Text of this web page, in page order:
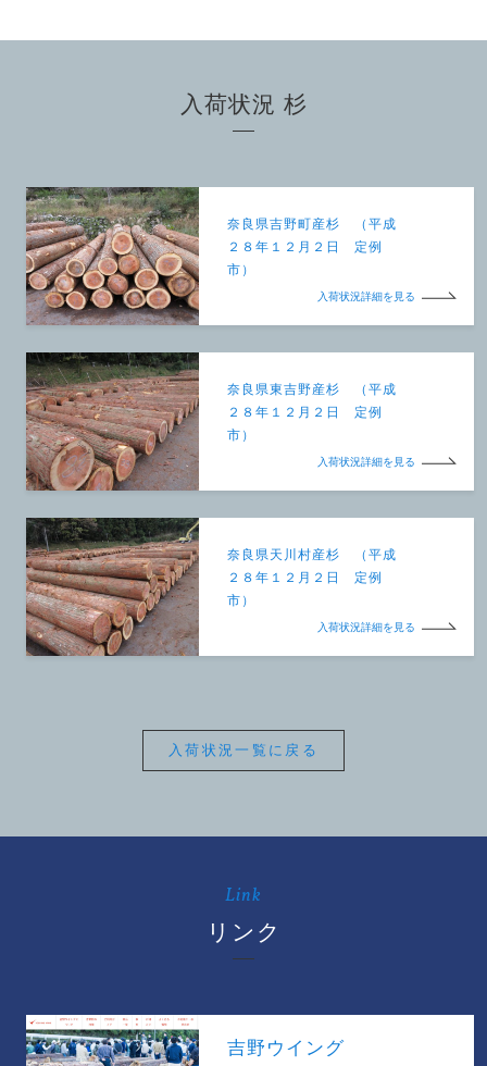
入荷状況 杉
奈良県吉野町産杉 （平成
２８年１２月２日 定例
市）
入荷状況詳細を見る
奈良県東吉野産杉 （平成
２８年１２月２日 定例
市）
入荷状況詳細を見る
奈良県天川村産杉 （平成
２８年１２月２日 定例
市）
入荷状況詳細を見る
入荷状況一覧に戻る
Link
リンク
吉野ウイング